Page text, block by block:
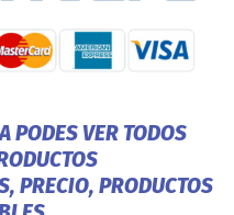
PODES VER TODOS
PRECIO, PRODUCTOS